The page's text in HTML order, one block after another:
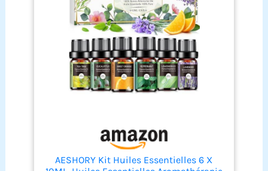
AESHORY Kit Huiles Essentielles 6 X